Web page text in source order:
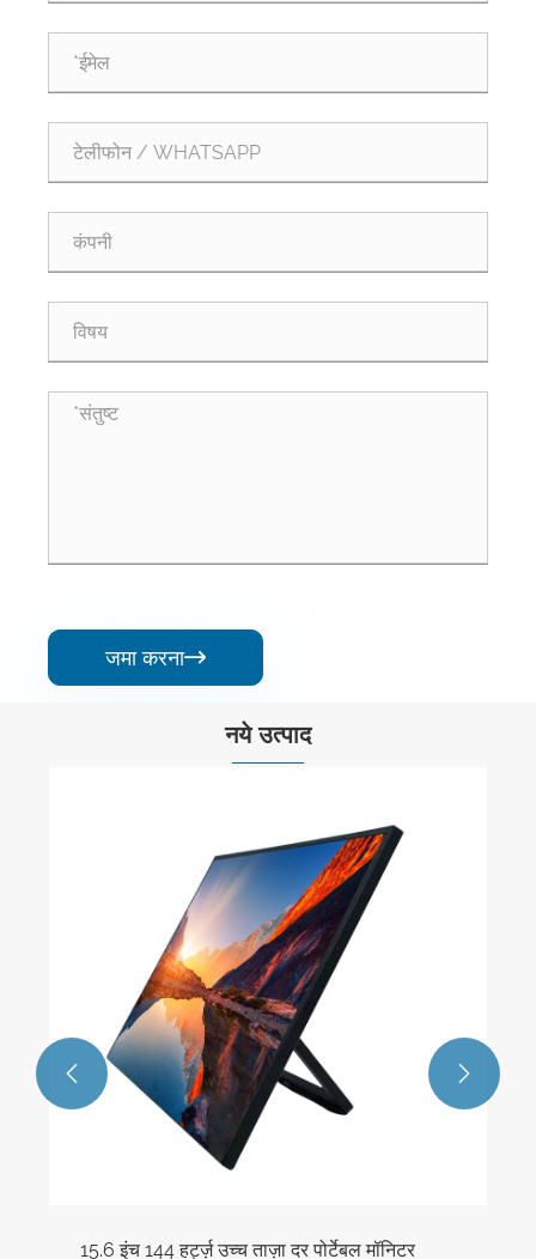
जमा करना
नये उत्पाद
18.5 इंच 1080पी पोर्टेबल मॉनिटर
 